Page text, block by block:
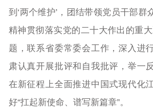
到‘两个维护’，团结带领党员干部群
精神贯彻落实党的二十大作出的重
题，联系省委常委会工作，深入进
肃认真开展批评和自我批评，举一
在新征程上全面推进中国式现代化
好“扛起新使命、谱写新篇章”。